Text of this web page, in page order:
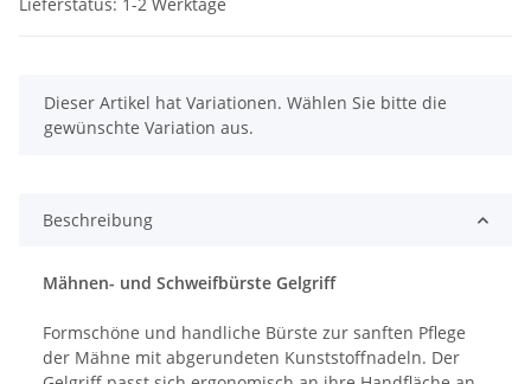
x
Dieser Artikel hat Variationen. Wählen Sie bitte die
gewünschte Variation aus.
Beschreibung
Mähnen- und Schweifbürste Gelgriff
Formschöne und handliche Bürste zur sanften Pflege
der Mähne mit abgerundeten Kunststoffnadeln. Der